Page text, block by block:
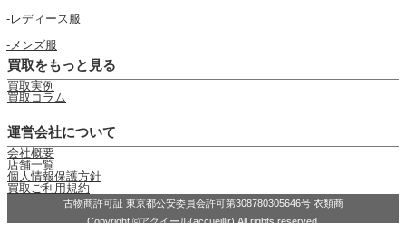
レディース服
メンズ服
買取をもっと見る
買取実例
買取コラム
運営会社について
会社概要
店舗一覧
個人情報保護方針
買取ご利用規約
古物商許可証 東京都公安委員会許可第308780305646号 衣類商
Copyright ©アクイール(accueillir) All rights reserved.